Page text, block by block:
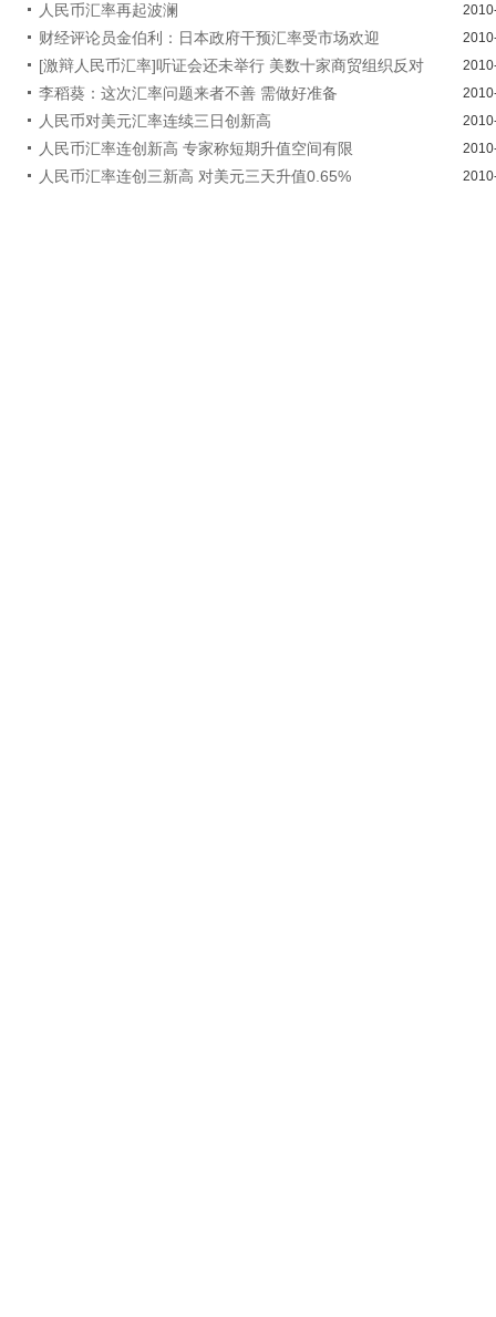
人民币汇率再起波澜
财经评论员金伯利：日本政府干预汇率受市场欢迎
[激辩人民币汇率]听证会还未举行 美数十家商贸组织反对
李稻葵：这次汇率问题来者不善 需做好准备
人民币对美元汇率连续三日创新高
人民币汇率连创新高 专家称短期升值空间有限
人民币汇率连创三新高 对美元三天升值0.65%